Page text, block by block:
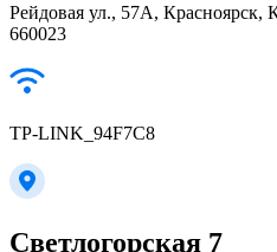
Рейдовая ул., 57А, Красноярск,
660023
TP-LINK_94F7C8
Светлогорская 7